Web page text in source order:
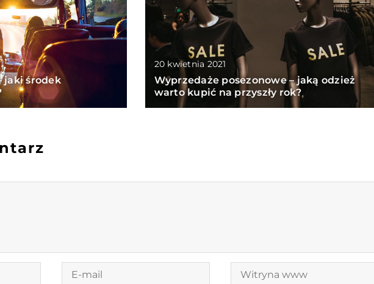
jaki środek
20 kwietnia 2021
Wyprzedaże posezonowe – jaką odzież
warto kupić na przyszły rok?